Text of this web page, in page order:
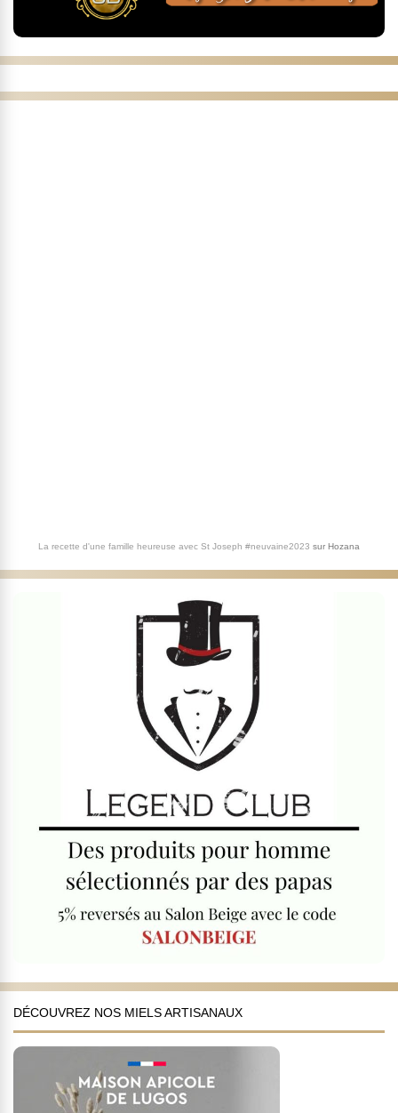
La recette d'une famille heureuse avec St Joseph #neuvaine2023 sur Hozana
DÉCOUVREZ NOS MIELS ARTISANAUX